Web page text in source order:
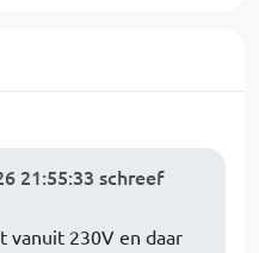
21:55:33 schreef
vanuit 230V en daar